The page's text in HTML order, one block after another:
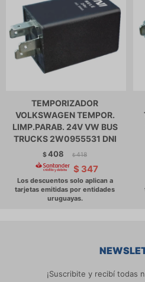
TEMPORIZADOR
VOLKSWAGEN TEMPOR.
LIMP.PARAB. 24V VW BUS
TRUCKS 2W0955531 DNI
$408 $ 418
$ 347
¡Suscribite y recibí todas